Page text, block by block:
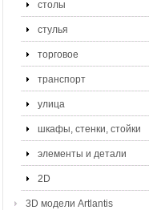
столы
стулья
торговое
транспорт
улица
шкафы, стенки, стойки
элементы и детали
2D
3D модели Artlantis